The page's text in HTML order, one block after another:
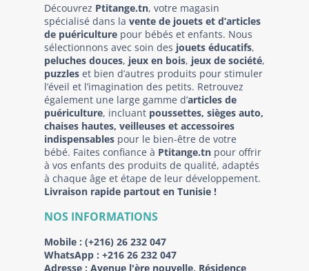
Découvrez Ptitange.tn, votre magasin
spécialisé dans la vente de jouets et d’articles
de puériculture pour bébés et enfants. Nous
sélectionnons avec soin des jouets éducatifs,
peluches douces, jeux en bois, jeux de société,
puzzles et bien d’autres produits pour stimuler
l’éveil et l’imagination des petits. Retrouvez
également une large gamme d’articles de
puériculture, incluant poussettes, sièges auto,
chaises hautes, veilleuses et accessoires
indispensables pour le bien-être de votre
bébé. Faites confiance à Ptitange.tn pour offrir
à vos enfants des produits de qualité, adaptés
à chaque âge et étape de leur développement.
Livraison rapide partout en Tunisie !
NOS INFORMATIONS
Mobile : (+216) 26 232 047
WhatsApp : +216 26 232 047
Adresse : Avenue l'ère nouvelle, Résidence